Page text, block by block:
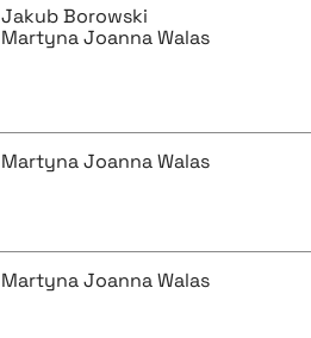
Jakub Borowski
Martyna Joanna Walas
Martyna Joanna Walas
Martyna Joanna Walas